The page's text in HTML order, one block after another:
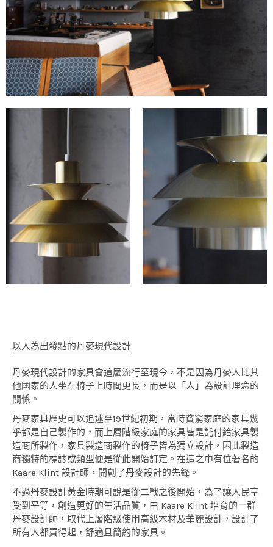
以人為出發點的丹麥現代設計
丹麥現代設計的家具會這麼流行至現今，不是因為丹麥人比其
他國家的人坐在椅子上時間更長，而是以「人」為設計理念的
關係。
丹麥家具歷史可以追述至19世紀初期，當時貧窮家庭的家具幾
乎都是自己製作的，而上層階級家庭的家具皆是託付給家具製
造商所製作，家具製造商製作的椅子皆為獨立設計，因此製造
商獨特的標誌或類型便是從此開始訂定。在這之中有位著名的
Kaare Klint 設計師，開創了丹麥設計的先鋒。
不過丹麥設計黃金時期可說是從二戰之後開始，為了讓人民享
受到平等，創造更好的生活品質，由 Kaare Klint 培育的一群
丹麥設計師，取代上層階級使用高級木材及華麗設計，設計了
所有人都買得起，舒適且簡約的家具。